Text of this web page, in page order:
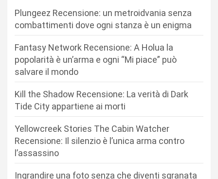
Plungeez Recensione: un metroidvania senza
combattimenti dove ogni stanza è un enigma
Fantasy Network Recensione: A Holua la
popolarità è un’arma e ogni “Mi piace” può
salvare il mondo
Kill the Shadow Recensione: La verità di Dark
Tide City appartiene ai morti
Yellowcreek Stories The Cabin Watcher
Recensione: Il silenzio è l’unica arma contro
l’assassino
Ingrandire una foto senza che diventi sgranata